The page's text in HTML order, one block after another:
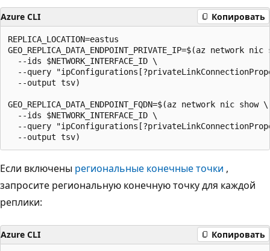
Azure CLI Копировать
REPLICA_LOCATION=eastus
GEO_REPLICA_DATA_ENDPOINT_PRIVATE_IP=$(az network
  --ids $NETWORK_INTERFACE_ID \
--query
  --output tsv)
GEO_REPLICA_DATA_ENDPOINT_FQDN=$(az network nic show \
  --ids $NETWORK_INTERFACE_ID \
--query
Если включены региональные конечные точки ,
запросите региональную конечную точку для каждой
реплики:
Azure CLI Копировать